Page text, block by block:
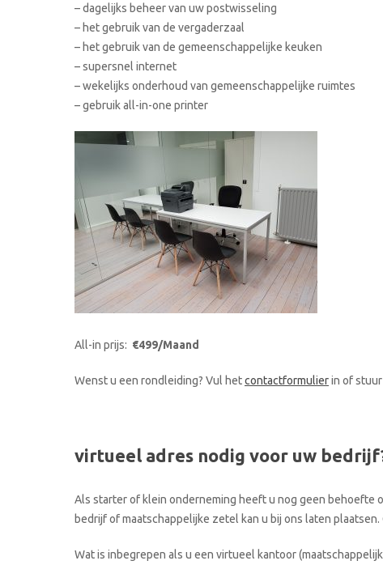
– dagelijks beheer van uw postwisseling
– het gebruik van de vergaderzaal
– het gebruik van de gemeenschappelijke keuken
– supersnel internet
– wekelijks onderhoud van gemeenschappelijke ruimtes
– gebruik all-in-one printer
All-in prijs: €499/Maand
Wenst u een rondleiding? Vul hetcontactformulierin of
virtueel adres nodig voor uw
Als starter of klein onderneming heeft u nog geen behoefte
bedrijf of maatschappelijke zetel kan u bij ons laten
Wat is inbegrepen als u een virtueel kantoor